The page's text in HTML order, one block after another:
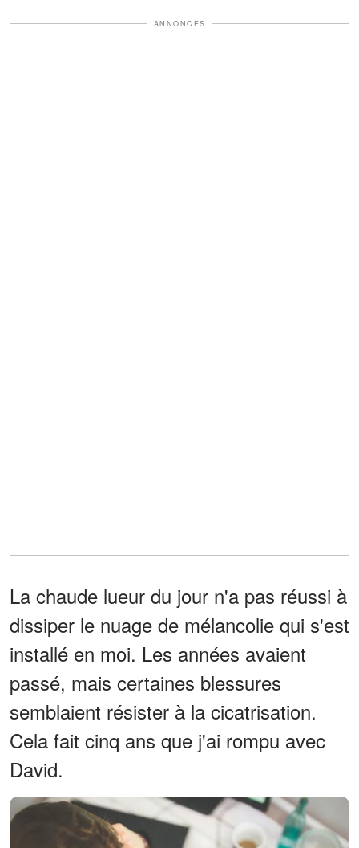
ANNONCES
La chaude lueur du jour n'a pas réussi à
dissiper le nuage de mélancolie qui s'est
installé en moi. Les années avaient
passé, mais certaines blessures
semblaient résister à la cicatrisation.
Cela fait cinq ans que j'ai rompu avec
David.